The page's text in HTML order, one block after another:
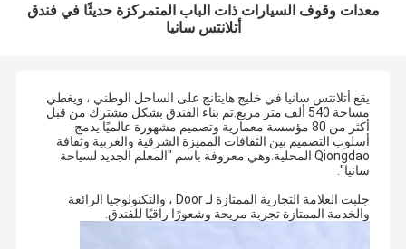
معدات وقوف السيارات ذات الباب المتمركزة حديثًا في فندق
أتلانتس سانيا
يقع أتلانتس سانيا في خليج هايتانج على الساحل الوطني ، ويغطي
مساحة 540 ألف متر مربع.تم بناء الفندق بشكل مشترك من قبل
أكثر من 80 مؤسسة معمارية وتصميم مشهورة عالميًا.يدمج
أسلوب التصميم بين الثقافات المميزة الشرقية والغربية وثقافة
Qiongdao المحلية.وهي معروفة باسم "المعلم الجديد لسياحة
سانيا".
جلبت العلامة التجارية الممتازة لـ Door ، والتكنولوجيا الرائعة
والخدمة الممتازة تجربة مريحة وشعورًا راقيًا للفندق.